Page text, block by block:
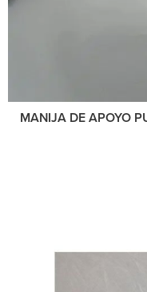
MANIJA DE APOYO